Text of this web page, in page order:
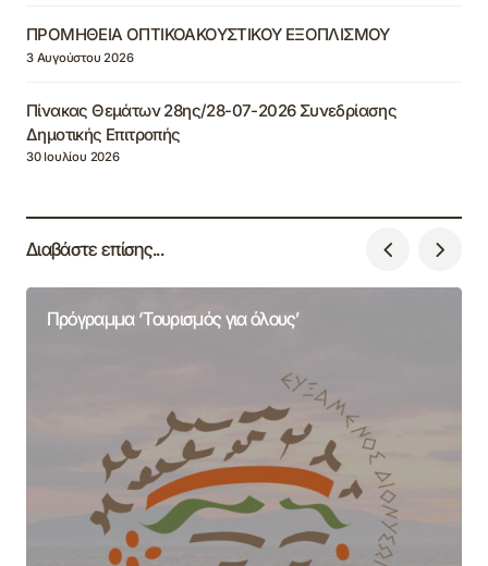
ΠΡΟΜΗΘΕΙΑ ΟΠΤΙΚΟΑΚΟΥΣΤΙΚΟΥ ΕΞΟΠΛΙΣΜΟΥ
3 Αυγούστου 2026
Πίνακας Θεμάτων 28ης/28-07-2026 Συνεδρίασης
Δημοτικής Επιτροπής
30 Ιουλίου 2026
Διαβάστε επίσης...
Πρόγραμμα ‘Τουρισμός για όλους’